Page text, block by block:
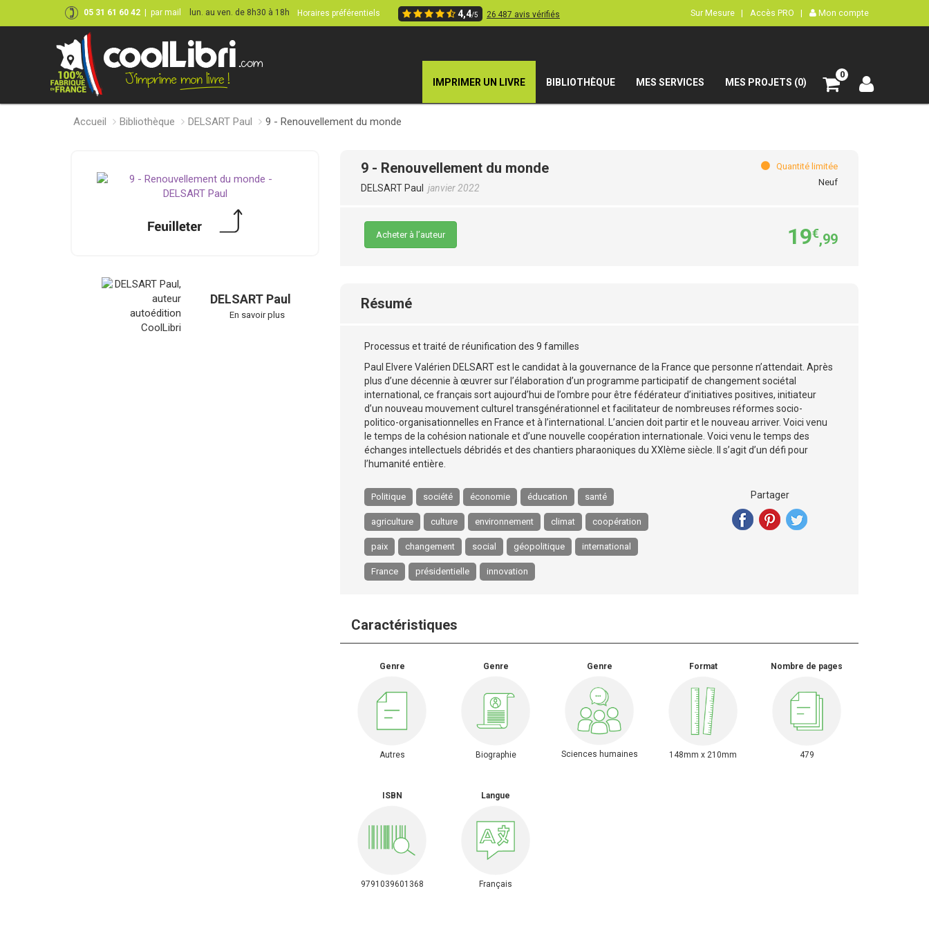
05 31 61 60 42 par mail lun. au ven. de 8h30 à 18h Horaires préférentiels 4,4/5 26 487 avis vérifiés Sur Mesure | Accès PRO | Mon compte
IMPRIMER UN LIVRE BIBLIOTHÈQUE MES SERVICES MES PROJETS (0)
0
Accueil Bibliothèque DELSART Paul 9 - Renouvellement du monde
DELSART Paul
En savoir plus
9 - Renouvellement du monde
DELSART Paul janvier 2022
Quantité limitée
Neuf
Acheter à l’auteur 19€,99
Résumé
Processus et traité de réunification des 9 familles
Paul Elvere Valérien DELSART est le candidat à la gouvernance de la France que personne n’attendait. Après
plus d’une décennie à œuvrer sur l’élaboration d’un programme participatif de changement sociétal
international, ce français sort aujourd’hui de l’ombre pour être fédérateur d’initiatives positives, initiateur
d’un nouveau mouvement culturel transgénérationnel et facilitateur de nombreuses réformes socio-
politico-organisationnelles en France et à l’international. L’ancien doit partir et le nouveau arriver. Voici venu
le temps de la cohésion nationale et d’une nouvelle coopération internationale. Voici venu le temps des
échanges intellectuels débridés et des chantiers pharaoniques du XXIème siècle. Il s’agit d’un défi pour
l’humanité entière.
Politique société économie éducation santé
agriculture culture environnement climat coopération
paix changement social géopolitique international
France présidentielle innovation
Partager
Caractéristiques
Genre
Autres
Genre
Biographie
Genre
Sciences humaines
Format
148mm x 210mm
Nombre de pages
479
ISBN
9791039601368
Langue
Français